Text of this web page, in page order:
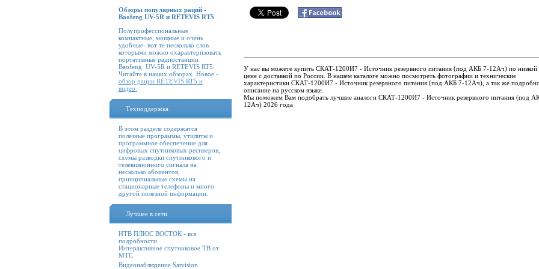
Обзоры популярных раций -
Baofeng UV-5R и RETEVIS RT5
Полупрофессиональные
компактные, мощные и очень
удобные- вот те несколько слов
которыми можно охарактеризовать
портативные радиостанции
Baofeng UV-5R и RETEVIS RT5.
Читайте в наших обзорах. Новое -
обзор рации RETEVIS RT5 и
видео
Техподдержка
В этом разделе содержатся
полезные программы, утилиты и
программное обеспечение для
цифровых спутниковых ресиверов,
схемы разводки спутникового и
телевизионного сигнала на
несколько абонентов,
принципиальные схемы на
стационарные телефоны и много
другой полезной информации.
Лучшее в сети
НТВ ПЛЮС ВОСТОК - все
подробности
Интерактивное спутниковое ТВ от
МТС
Видеонаблюдение Satvision
У нас вы можете купить СКАТ-1200И7 - Источник резервного питания (под АКБ 7-12Ач) по низкой
цене с доставкой по России. В нашем каталоге можно посмотреть фотографии и технические
характеристики СКАТ-1200И7 - Источник резервного питания (под АКБ 7-12Ач), а так же
описание на русском языке.
Мы поможем Вам подобрать лучшие аналоги СКАТ-1200И7 - Источник резервного питания (под
12Ач) 2026 года